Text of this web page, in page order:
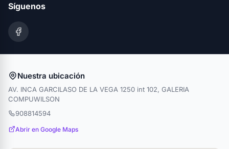
Síguenos
Nuestra ubicación
AV. INCA GARCILASO DE LA VEGA 1250 int 102, GALERIA
COMPUWILSON
908814594
Abrir en Google Maps